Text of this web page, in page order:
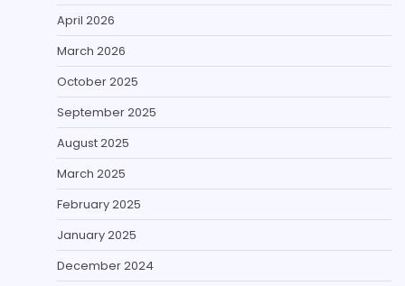
April 2026
March 2026
October 2025
September 2025
August 2025
March 2025
February 2025
January 2025
December 2024